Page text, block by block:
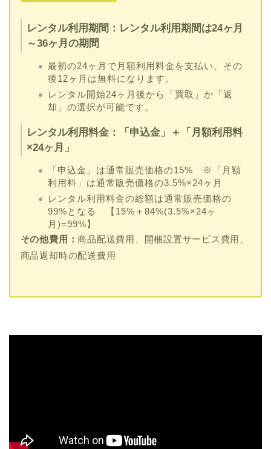
レンタル利用期間： レンタル利用期間は24ヶ月
～36ヶ月の期間
最初の24ヶ月で月額利用料金を支払い、その
後12ヶ月は無料になります。
レンタル開始24ヶ月後から「買取」か「返
却」の選択が可能です。
レンタル利用料金：
「申込金」＋「月額利用料
×24ヶ月」
「申込金」は通常販売価格の15% ※「月額
利用料」は通常販売価格の3.5%×24ヶ月
レンタル利用料金の総額は通常販売価格の
99%となる 【15%＋84%(3.5%×24ヶ
月)=99%】
その他費用：商品配送費用、開梱設置サービス費用、
商品返却時の配送費用